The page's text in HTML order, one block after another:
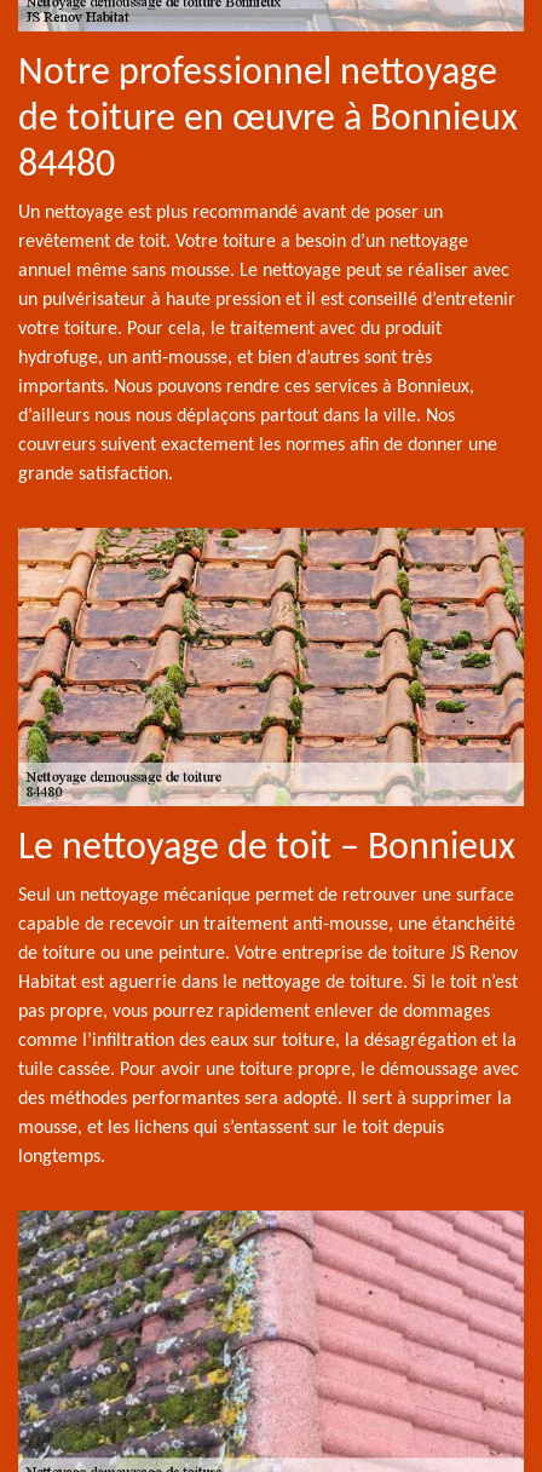
Notre professionnel nettoyage
de toiture en œuvre à Bonnieux
84480
Un nettoyage est plus recommandé avant de poser un
revêtement de toit. Votre toiture a besoin d’un nettoyage
annuel même sans mousse. Le nettoyage peut se réaliser avec
un pulvérisateur à haute pression et il est conseillé d’entretenir
votre toiture. Pour cela, le traitement avec du produit
hydrofuge, un anti-mousse, et bien d’autres sont très
importants. Nous pouvons rendre ces services à Bonnieux,
d’ailleurs nous nous déplaçons partout dans la ville. Nos
couvreurs suivent exactement les normes afin de donner une
grande satisfaction.
Le nettoyage de toit – Bonnieux
Seul un nettoyage mécanique permet de retrouver une surface
capable de recevoir un traitement anti-mousse, une étanchéité
de toiture ou une peinture. Votre entreprise de toiture JS Renov
Habitat est aguerrie dans le nettoyage de toiture. Si le toit n’est
pas propre, vous pourrez rapidement enlever de dommages
comme l’infiltration des eaux sur toiture, la désagrégation et la
tuile cassée. Pour avoir une toiture propre, le démoussage avec
des méthodes performantes sera adopté. Il sert à supprimer la
mousse, et les lichens qui s’entassent sur le toit depuis
longtemps.